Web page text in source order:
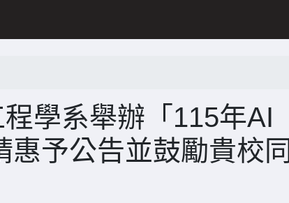
學系舉辦「115年AI
予公告並鼓勵貴校同